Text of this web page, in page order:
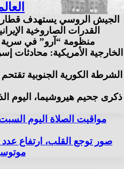
الجيش الروسي يستهدف
القدرات الصاروخية
منظومة “آرو” في سرية تامة
الخارجية الأمريكية: محادثات
الشرطة الكورية الجنوبية
ذكرى جحيم هيروشيما، اليوم
صور توجع القلب، ارتفاع
موتوسيكل